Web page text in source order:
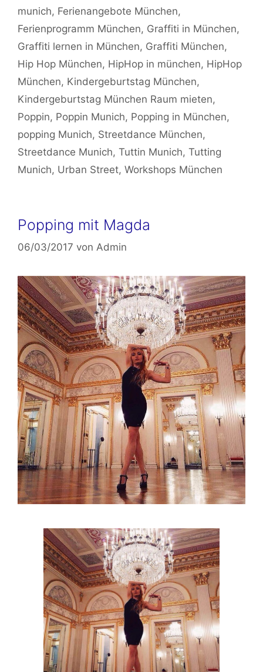
munich, Ferienangebote München,
Ferienprogramm München, Graffiti in München,
Graffiti lernen in München, Graffiti München,
Hip Hop München, HipHop in münchen, HipHop
München, Kindergeburtstag München,
Kindergeburtstag München Raum mieten,
Poppin, Poppin Munich, Popping in München,
popping Munich, Streetdance München,
Streetdance Munich, Tuttin Munich, Tutting
Munich, Urban Street, Workshops München
Popping mit Magda
06/03/2017 von Admin